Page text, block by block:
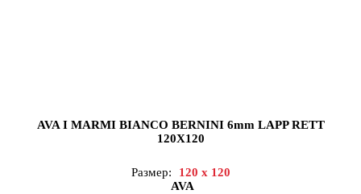
AVA I MARMI BIANCO BERNINI 6mm LAPP RETT
120X120
Размер:
120 x 120
AVA